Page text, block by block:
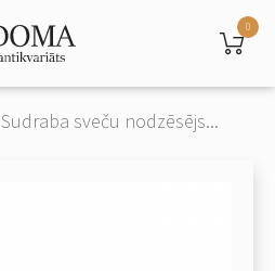
0
Sudraba sveču nodzēsējs...